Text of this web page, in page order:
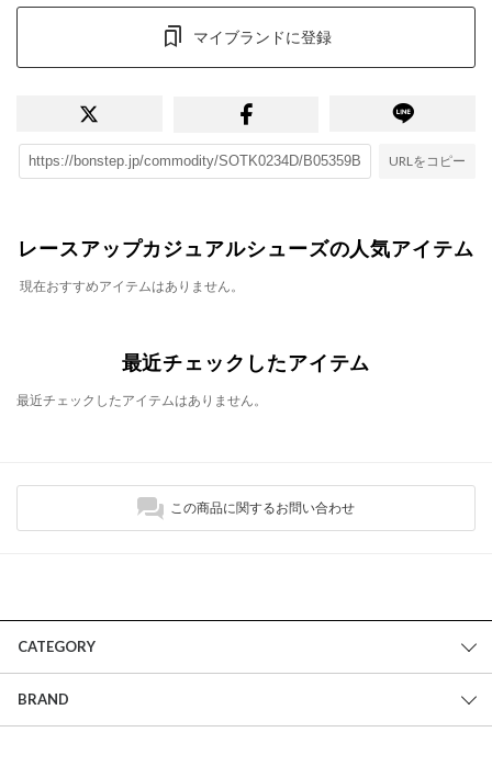
マイブランドに登録
URLをコピー
レースアップカジュアルシューズの人気アイテム
現在おすすめアイテムはありません。
最近チェックしたアイテム
最近チェックしたアイテムはありません。
この商品に関するお問い合わせ
CATEGORY
BRAND